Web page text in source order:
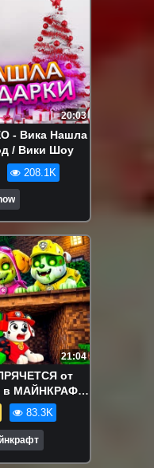
20:03
- Вика Нашла
/ Вики Шоу
208.1K
21:04
от
МАЙНКРАФТ
83.3K